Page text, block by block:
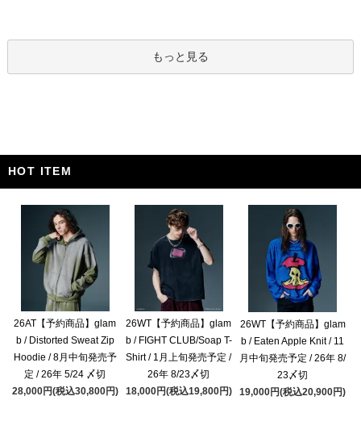
もっと見る
HOT ITEM
26AT【予約商品】glam
b / Distorted Sweat Zip
Hoodie / 8月中旬発売予
定 / 26年 5/24 〆切
28,000円(税込30,800円)
26WT【予約商品】glam
b / FIGHT CLUB/Soap T-
Shirt / 1月上旬発売予定 /
26年 8/23〆切
18,000円(税込19,800円)
26WT【予約商品】glam
b / Eaten Apple Knit / 11
月中旬発売予定 / 26年 8/
23〆切
19,000円(税込20,900円)